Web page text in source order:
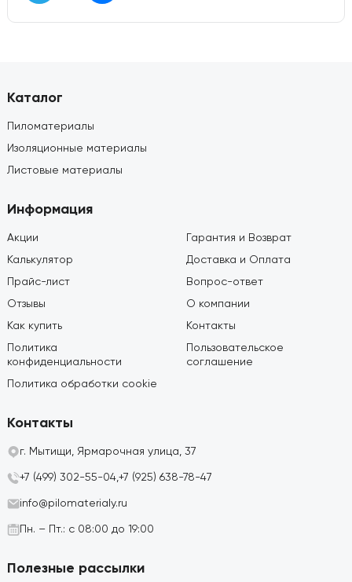
Каталог
Пиломатериалы
Изоляционные материалы
Листовые материалы
Информация
Акции
Калькулятор
Прайс-лист
Отзывы
Как купить
Политика
конфиденциальности
Политика обработки cookie
Гарантия и Возврат
Доставка и Оплата
Вопрос-ответ
О компании
Контакты
Пользовательское
соглашение
Контакты
г. Мытищи, Ярмарочная улица, 37
+7 (499) 302-55-04,+7 (925) 638-78-47
info@pilomaterialy.ru
Пн. – Пт.: с 08:00 до 19:00
Полезные рассылки